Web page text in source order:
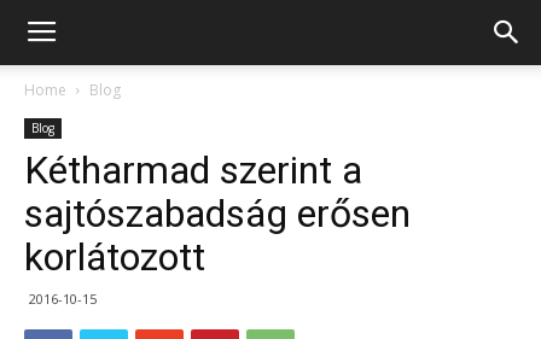
Home Blog
Blog
Kétharmad szerint a
sajtószabadság erősen
korlátozott
2016-10-15